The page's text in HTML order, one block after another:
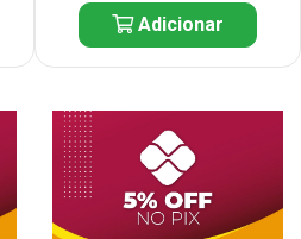
Adicionar